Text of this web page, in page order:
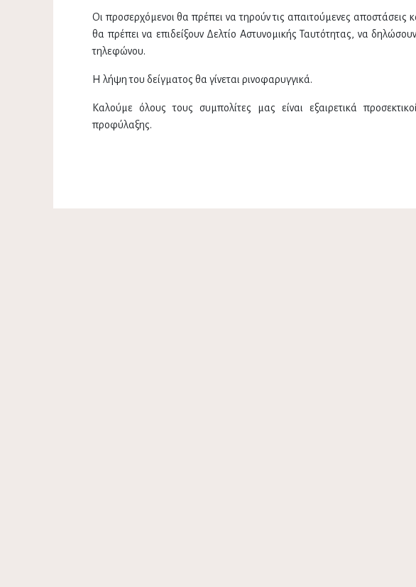
Οι προσερχόμενοι θα πρέπει να τηρούν τις απαιτούμενες αποστάσεις
θα πρέπει να επιδείξουν Δελτίο Αστυνομικής Ταυτότητας, να
τηλεφώνου.
Η λήψη του δείγματος θα γίνεται ρινοφαρυγγικά.
Καλούμε όλους τους συμπολίτες μας είναι εξαιρετικά
προφύλαξης.